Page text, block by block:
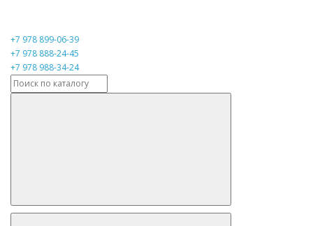
+7 978 899-06-39
+7 978 888-24-45
+7 978 988-34-24